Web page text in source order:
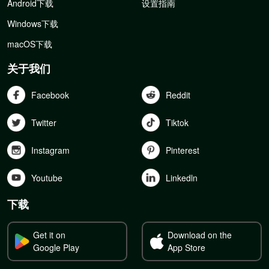
Android下载
Windows下载
macOS下载
设置指南
关于我们
Facebook Reddit
Twitter Tiktok
Instagram Pinterest
Youtube Linkedln
下载
Get it on
Google Play
Download on the
App Store